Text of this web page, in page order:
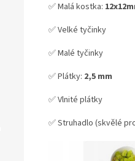
✅ Malá kostka:
✅ Velké tyčinky
✅ Malé tyčinky
✅ Plátky: 2,5 mm
✅ Vlnité plátky
✅ Struhadlo (skvělé